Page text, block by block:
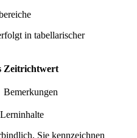
in tabellarischer
Zeitrichtwert
Bemerkungen
Sie kennzeichnen